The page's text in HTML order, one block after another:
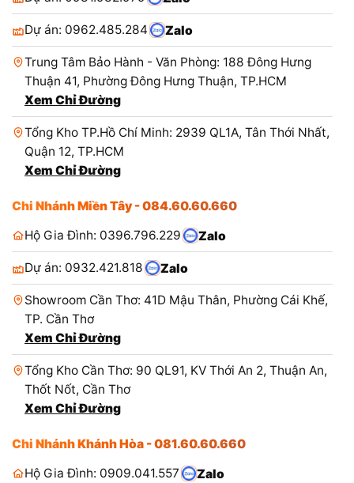
Dự án: 0962.485.284 Zalo
Trung Tâm Bảo Hành - Văn Phòng: 188 Đông Hưng
Thuận 41, Phường Đông Hưng Thuận, TP.HCM
Xem Chỉ Đường
Tổng Kho TP.Hồ Chí Minh: 2939 QL1A, Tân Thới Nhất,
Quận 12, TP.HCM
Xem Chỉ Đường
Chi Nhánh Miền Tây - 084.60.60.660
Hộ Gia Đình: 0396.796.229
Zalo
Dự án: 0932.421.818 Zalo
Showroom Cần Thơ: 41D Mậu Thân, Phường Cái Khế,
TP. Cần Thơ
Xem Chỉ Đường
Tổng Kho Cần Thơ: 90 QL91, KV Thới An 2, Thuận An,
Thốt Nốt, Cần Thơ
Xem Chỉ Đường
Chi Nhánh Khánh Hòa - 081.60.60.660
Hộ Gia Đình: 0909.041.557
Zalo